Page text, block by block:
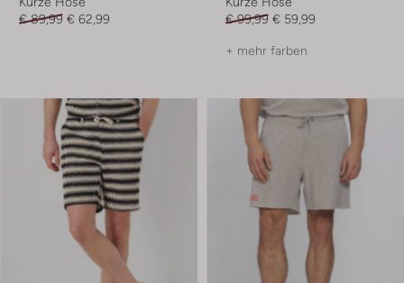
€ 89,99 € 62,99
€ 99,99 € 59,99
+ mehr farben